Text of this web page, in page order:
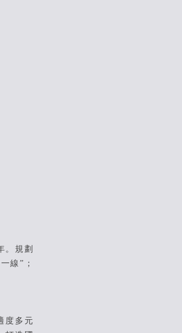
。規劃
線”；
度多元